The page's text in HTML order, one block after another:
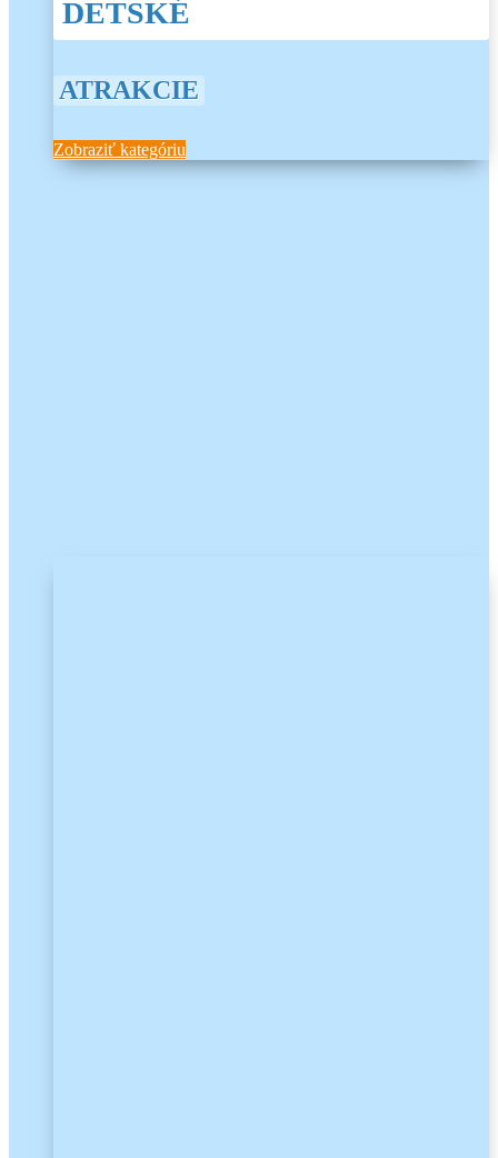
DETSKÉ
ATRAKCIE
Zobraziť kategóriu